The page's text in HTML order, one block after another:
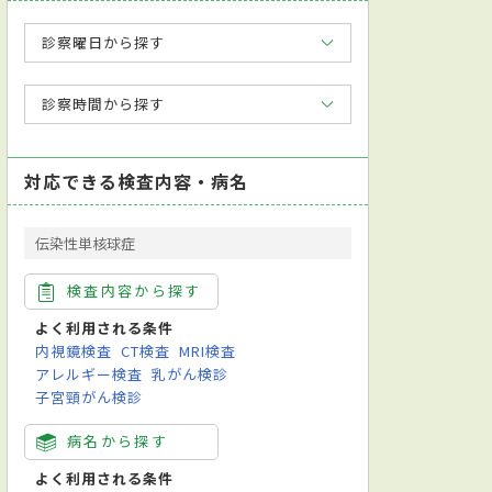
診察曜日から探す
診察時間から探す
対応できる検査内容・病名
伝染性単核球症
検査内容から探す
よく利用される条件
内視鏡検査 CT検査 MRI検査
アレルギー検査 乳がん検診
子宮頸がん検診
病名から探す
よく利用される条件